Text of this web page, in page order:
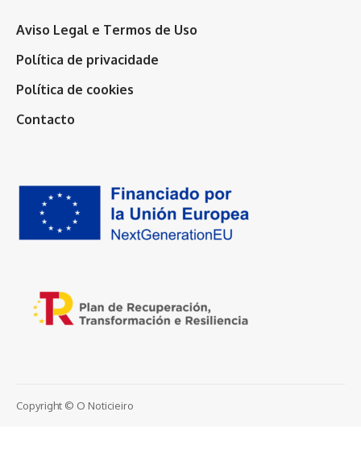
Aviso Legal e Termos de Uso
Política de privacidade
Política de cookies
Contacto
Copyright © O Noticieiro